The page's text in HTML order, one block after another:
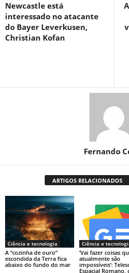
Newcastle está
interessado no atacante
do Bayer Leverkusen,
Christian Kofan
Fernando
ARTIGOS RELACIONADOS
Ciência e tecnologia
A “cozinha de ouro”
escondida da Terra fica
abaixo do fundo do mar
Ciência e
‘Vai fazer coisas
atualmente são
impossíveis’:
Espacial Romano,